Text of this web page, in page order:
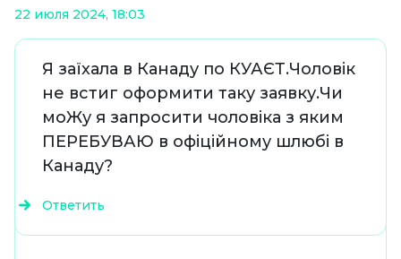
22 июля 2024, 18:03
Я заїхала в Канаду по КУАЄТ.Чоловік
не встиг оформити таку заявку.Чи
моЖу я запросити чоловіка з яким
ПЕРЕБУВАЮ в офіційному шлюбі в
Канаду?
Ответить